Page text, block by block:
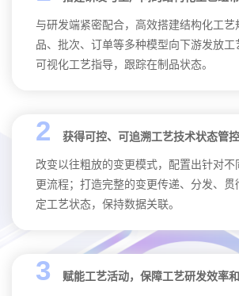
与研发端紧密配合，高效搭建结构化工艺
品、批次、订单等多种模型向下游发放工
可视化工艺指导，跟踪在制品状态。
2 获得可控、可追溯工艺技术状态管
改变以往粗放的变更模式，配置出针对不
更流程；打造完整的变更传递、分发、贯
定工艺状态，保持数据关联。
3 赋能工艺活动，保障工艺研发效率